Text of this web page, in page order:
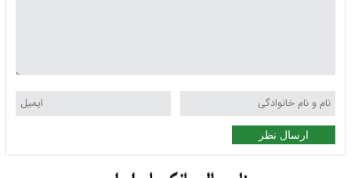
ارسال نظر